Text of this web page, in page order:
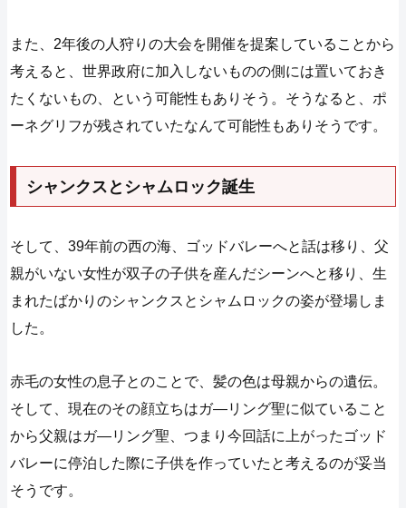
また、2年後の人狩りの大会を開催を提案していることから
考えると、世界政府に加入しないものの側には置いておき
たくないもの、という可能性もありそう。そうなると、ポ
ーネグリフが残されていたなんて可能性もありそうです。
シャンクスとシャムロック誕生
そして、39年前の西の海、ゴッドバレーへと話は移り、父
親がいない女性が双子の子供を産んだシーンへと移り、生
まれたばかりのシャンクスとシャムロックの姿が登場しま
した。
赤毛の女性の息子とのことで、髪の色は母親からの遺伝。
そして、現在のその顔立ちはガ―リング聖に似ていること
から父親はガ―リング聖、つまり今回話に上がったゴッド
バレーに停泊した際に子供を作っていたと考えるのが妥当
そうです。